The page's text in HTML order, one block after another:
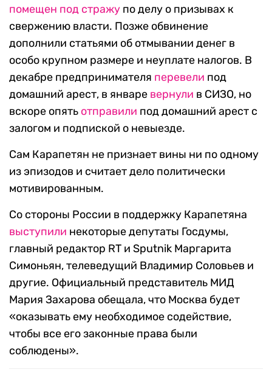
помещен под стражу по делу о призывах к
свержению власти. Позже обвинение
дополнили статьями об отмывании денег в
особо крупном размере и неуплате налогов. В
декабре предпринимателя перевели под
домашний арест, в январе вернули в СИЗО, но
вскоре опять отправили под домашний арест с
залогом и подпиской о невыезде.
Сам Карапетян не признает вины ни по одному
из эпизодов и считает дело политически
мотивированным.
Со стороны России в поддержку Карапетяна
выступили некоторые депутаты Госдумы,
главный редактор RT и Sputnik Маргарита
Симоньян, телеведущий Владимир Соловьев и
другие. Официальный представитель МИД
Мария Захарова обещала, что Москва будет
«оказывать ему необходимое содействие,
чтобы все его законные права были
соблюдены».